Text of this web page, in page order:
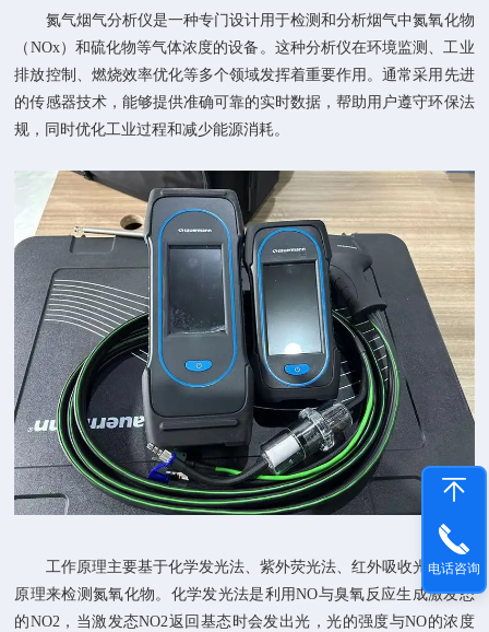
氮气烟气分析仪是一种专门设计用于检测和分析烟气中氮氧化物
（NOx）和硫化物等气体浓度的设备。这种分析仪在环境监测、工业
排放控制、燃烧效率优化等多个领域发挥着重要作用。通常采用先进
的传感器技术，能够提供准确可靠的实时数据，帮助用户遵守环保法
规，同时优化工业过程和减少能源消耗。
工作原理主要基于化学发光法、紫外荧光法、红外吸收光谱法等
原理来检测氮氧化物。化学发光法是利用NO与臭氧反应生成激发态
的NO2，当激发态NO2返回基态时会发出光，光的强度与NO的浓度
电话咨询